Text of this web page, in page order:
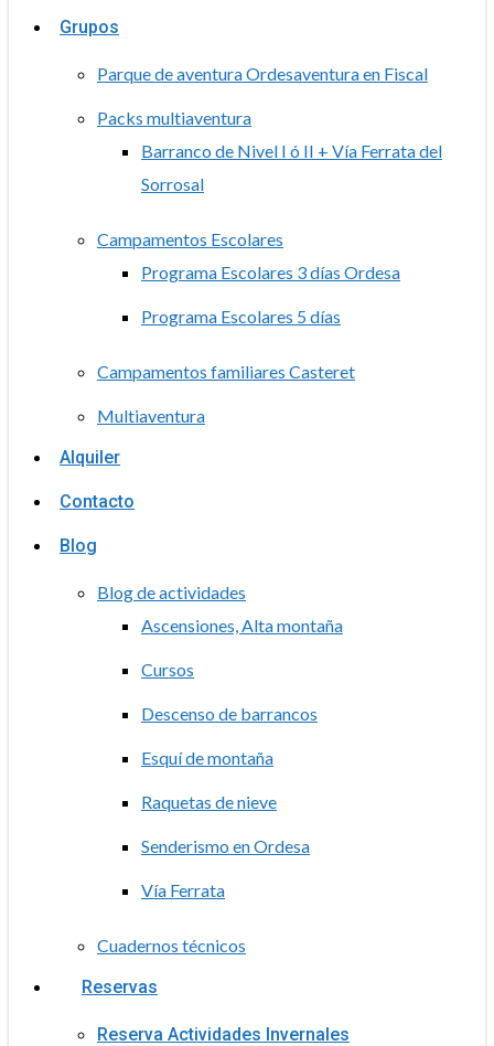
Grupos
Parque de aventura Ordesaventura en Fiscal
Packs multiaventura
Barranco de Nivel I ó II + Vía Ferrata del
Sorrosal
Campamentos Escolares
Programa Escolares 3 días Ordesa
Programa Escolares 5 días
Campamentos familiares Casteret
Multiaventura
Alquiler
Contacto
Blog
Blog de actividades
Ascensiones, Alta montaña
Cursos
Descenso de barrancos
Esquí de montaña
Raquetas de nieve
Senderismo en Ordesa
Vía Ferrata
Cuadernos técnicos
Reservas
Reserva Actividades Invernales